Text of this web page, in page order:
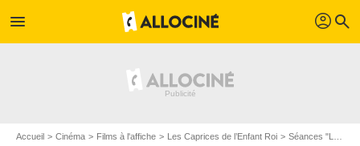
menu profil search
Accueil Cinéma Films à l'affiche Les Caprices de l’Enfant Roi Séances "Les Caprices de l’Enfant Roi" Ille-et-Vilaine